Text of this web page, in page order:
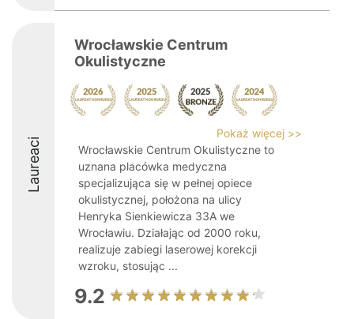
Laureaci
Wrocławskie Centrum
Okulistyczne
Pokaż więcej >>
Wrocławskie Centrum Okulistyczne to
uznana placówka medyczna
specjalizująca się w pełnej opiece
okulistycznej, położona na ulicy
Henryka Sienkiewicza 33A we
Wrocławiu. Działając od 2000 roku,
realizuje zabiegi laserowej korekcji
wzroku, stosując ...
9.2